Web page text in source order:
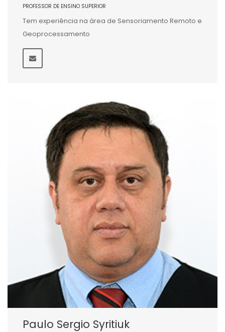
PROFESSOR DE ENSINO SUPERIOR
Tem experiência na área de Sensoriamento Remoto e
Geoprocessamento
Paulo Sergio Syritiuk